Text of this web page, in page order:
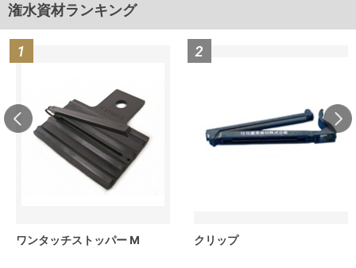
潅水資材ランキング
ワンタッチストッパー M クリップ